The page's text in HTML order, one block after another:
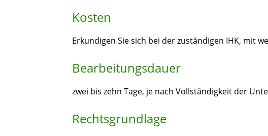
Kosten
Erkundigen Sie sich bei der zuständigen IHK, mit
Bearbeitungsdauer
zwei bis zehn Tage, je nach Vollständigkeit der
Rechtsgrundlage